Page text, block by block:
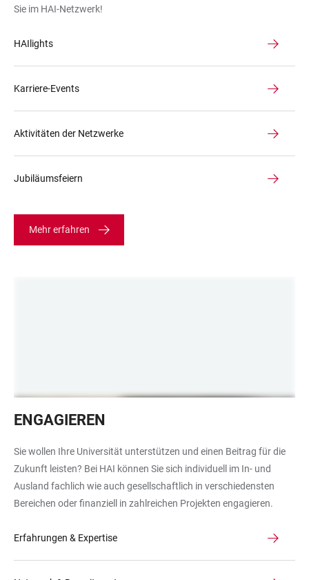
Sie im HAI-Netzwerk!
HAIlights
Karriere-Events
Aktivitäten der Netzwerke
Jubiläumsfeiern
Mehr erfahren
formen
vor
Sonnenuntergang
ENGAGIEREN
Sie wollen Ihre Universität unterstützen und einen Beitrag für die
Zukunft leisten? Bei HAI können Sie sich individuell im In- und
Ausland fachlich wie auch gesellschaftlich in verschiedensten
Bereichen oder finanziell in zahlreichen Projekten engagieren.
Erfahrungen & Expertise